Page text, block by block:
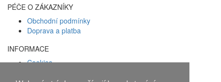
PÉČE O ZÁKAZNÍKY
Obchodní podmínky
Doprava a platba
INFORMACE
Cookies